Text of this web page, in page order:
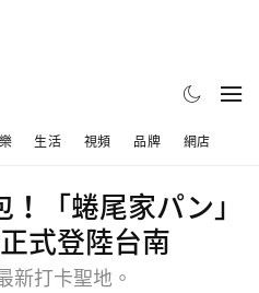
生活 視頻 品牌 網店
「蜷尾家パン」
式登陸台南
新打卡聖地。